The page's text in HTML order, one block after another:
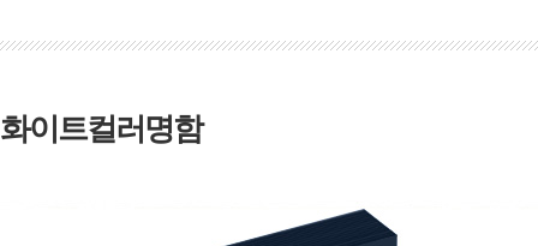
화이트컬러명함